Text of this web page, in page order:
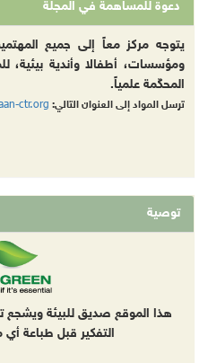
دعوة للمساهمة في المجلة
يتوجه مركز معاً إلى جميع
ومؤسسات، أطفالا وأندية بيئية،
المحكّمة علمياً.
ترسل المواد إلى العنوان التالي: ctr.org
توصية
هذا الموقع صديق للبيئة ويشجع
التفكير قبل طباعة